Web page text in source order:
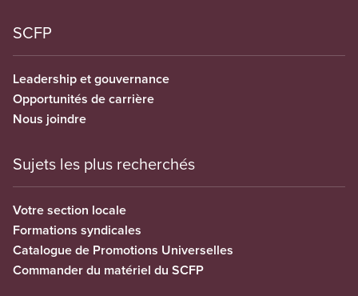
SCFP
Leadership et gouvernance
Opportunités de carrière
Nous joindre
Sujets les plus recherchés
Votre section locale
Formations syndicales
Catalogue de Promotions Universelles
Commander du matériel du SCFP